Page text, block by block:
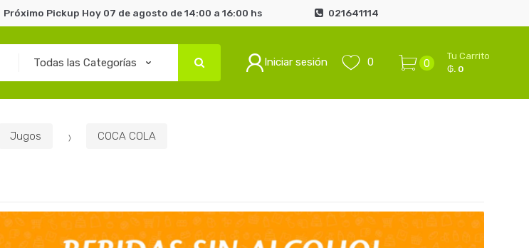
Próximo Pickup Hoy 07 de agosto de 14:00 a 16:00 hs 021641114
Iniciar sesión 0 0
Tu Carrito
₲. 0
Jugos COCA COLA